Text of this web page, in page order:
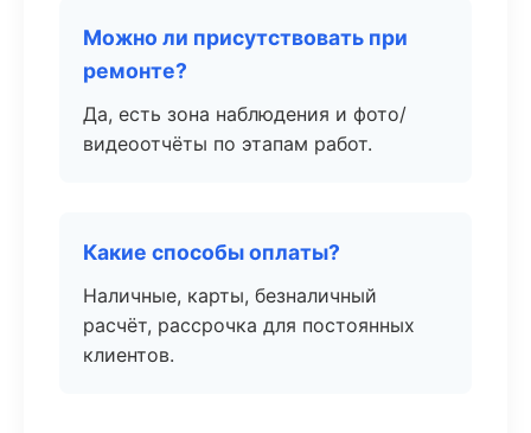
Можно ли присутствовать при
ремонте?
Да, есть зона наблюдения и фото/
видеоотчёты по этапам работ.
Какие способы оплаты?
Наличные, карты, безналичный
расчёт, рассрочка для постоянных
клиентов.